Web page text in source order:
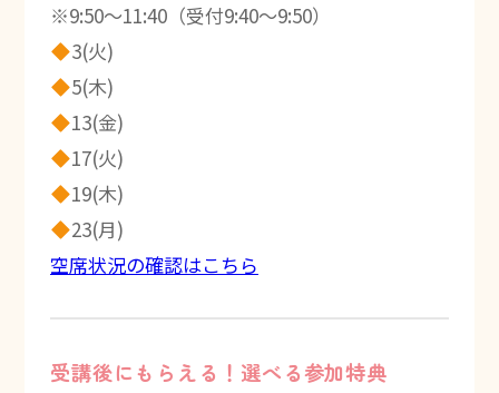
※9:50～11:40（受付9:40～9:50）
3(火)
5(木)
13(金)
17(火)
19(木)
23(月)
空席状況の確認はこちら
受講後にもらえる！選べる参加特典